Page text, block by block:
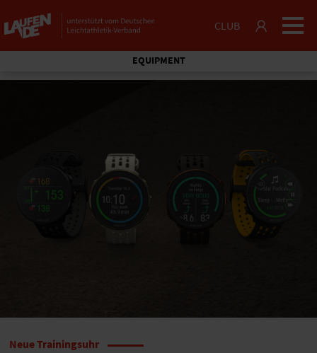
CLUB
EQUIPMENT
Neue Trainingsuhr